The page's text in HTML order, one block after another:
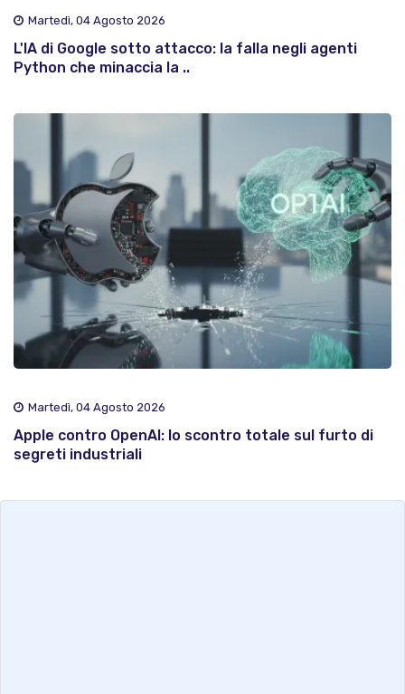
Martedì, 04 Agosto 2026
L'IA di Google sotto attacco: la falla negli agenti
Python che minaccia la ..
Martedì, 04 Agosto 2026
Apple contro OpenAI: lo scontro totale sul furto di
segreti industriali